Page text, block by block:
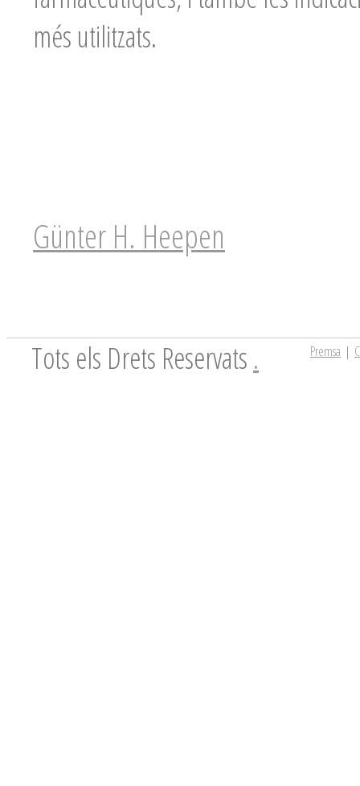
més utilitzats.
Günter H. Heepen
Tots els Drets Reservats . Premsa |